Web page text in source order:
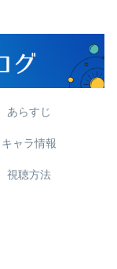
あらすじ
キャラ情報
視聴方法